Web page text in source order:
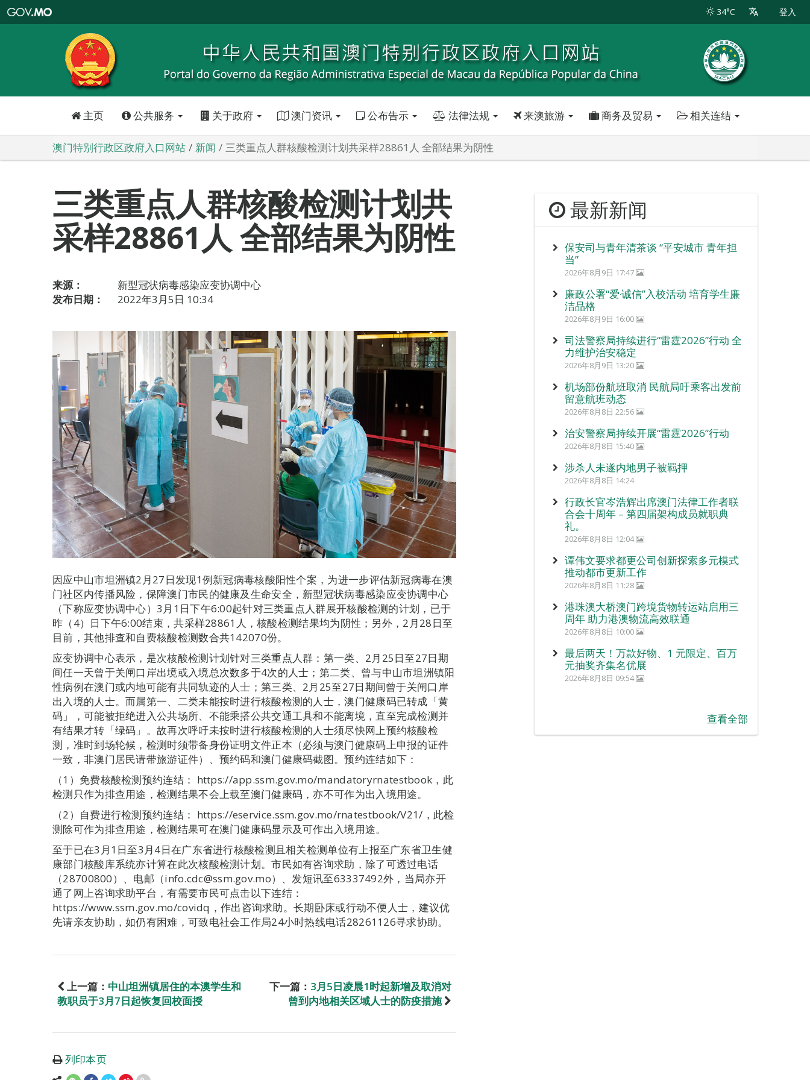
特
政
区
政
口
34°C 登入
主页 公共服务 关于政府 澳门资讯 公布告示 法律法规 来澳旅游 商务及贸易 相关连结
澳门特别行政区政府入口网站 新闻 三类重点人群核酸检测计划共采样28861人 全部结果为阴性
三类重点人群核酸检测计划共
采样28861人 全部结果为阴性
来源：
新型冠状病毒感染应变协调中心
发布日期：
2022年3月5日 10:34
因应中山市坦洲镇2月27日发现1例新冠病毒核酸阳性个案，为进一步评估新冠病毒在澳
门社区内传播风险，保障澳门市民的健康及生命安全，新型冠状病毒感染应变协调中心
（下称应变协调中心）3月1日下午6:00起针对三类重点人群展开核酸检测的计划，已于
昨（4）日下午6:00结束，共采样28861人，核酸检测结果均为阴性；另外，2月28日至
目前，其他排查和自费核酸检测数合共142070份。
应变协调中心表示，是次核酸检测计划针对三类重点人群：第一类、2月25日至27日期
间任一天曾于关闸口岸出境或入境总次数多于4次的人士；第二类、曾与中山市坦洲镇阳
性病例在澳门或内地可能有共同轨迹的人士；第三类、2月25至27日期间曾于关闸口岸
出入境的人士。而属第一、二类未能按时进行核酸检测的人士，澳门健康码已转成「黄
码」，可能被拒绝进入公共场所、不能乘搭公共交通工具和不能离境，直至完成检测并
有结果才转「绿码」。故再次呼吁未按时进行核酸检测的人士须尽快网上预约核酸检
测，准时到场轮候，检测时须带备身份证明文件正本（必须与澳门健康码上申报的证件
一致，非澳门居民请带旅游证件）、预约码和澳门健康码截图。预约连结如下：
（1）免费核酸检测预约连结： https://app.ssm.gov.mo/mandatoryrnatestbook，此
检测只作为排查用途，检测结果不会上载至澳门健康码，亦不可作为出入境用途。
（2）自费进行检测预约连结： https://eservice.ssm.gov.mo/rnatestbook/V21/，此检
测除可作为排查用途，检测结果可在澳门健康码显示及可作出入境用途。
至于已在3月1日至3月4日在广东省进行核酸检测且相关检测单位有上报至广东省卫生健
康部门核酸库系统亦计算在此次核酸检测计划。市民如有咨询求助，除了可透过电话
（28700800）、电邮（info.cdc@ssm.gov.mo）、发短讯至63337492外，当局亦开
通了网上咨询求助平台，有需要市民可点击以下连结：
https://www.ssm.gov.mo/covidq，作出咨询求助。长期卧床或行动不便人士，建议优
先请亲友协助，如仍有困难，可致电社会工作局24小时热线电话28261126寻求协助。
上一篇： 中山坦洲镇居住的本澳学生和
教职员于3月7日起恢复回校面授
下一篇： 3月5日凌晨1时起新增及取消对
曾到内地相关区域人士的防疫措施
列印本页
最新新闻
保安司与青年清茶谈 “平安城市 青年担
当”
2026年8月9日 17:47
廉政公署“爱‧诚信”入校活动 培育学生廉
洁品格
2026年8月9日 16:00
司法警察局持续进行“雷霆2026”行动 全
力维护治安稳定
2026年8月9日 13:20
机场部份航班取消 民航局吁乘客出发前
留意航班动态
2026年8月8日 22:56
治安警察局持续开展“雷霆2026”行动
2026年8月8日 15:40
涉杀人未遂内地男子被羁押
2026年8月8日 14:24
行政长官岑浩辉出席澳门法律工作者联
合会十周年 – 第四届架构成员就职典
礼。
2026年8月8日 12:04
谭伟文要求都更公司创新探索多元模式
推动都市更新工作
2026年8月8日 11:28
港珠澳大桥澳门跨境货物转运站启用三
周年 助力港澳物流高效联通
2026年8月8日 10:00
最后两天！万款好物、1 元限定、百万
元抽奖齐集名优展
2026年8月8日 09:54
查看全部